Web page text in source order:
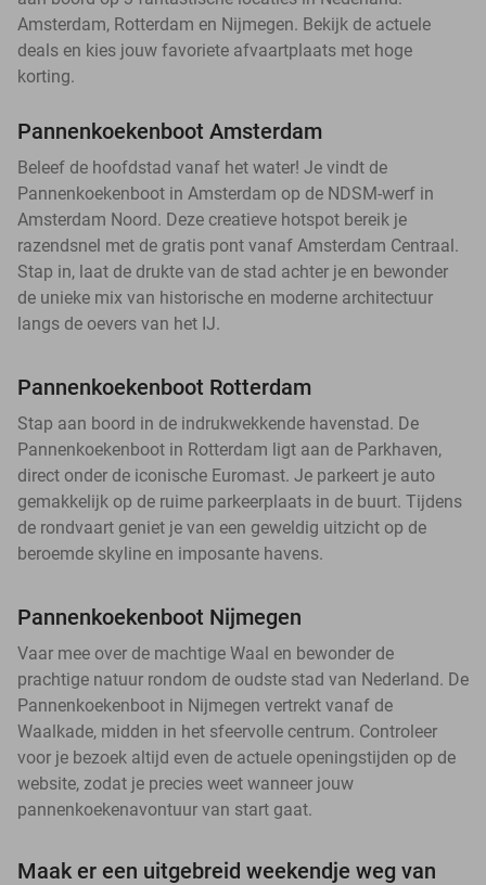
Amsterdam, Rotterdam en Nijmegen. Bekijk de actuele
deals en kies jouw favoriete afvaartplaats met hoge
korting.
Pannenkoekenboot Amsterdam
Beleef de hoofdstad vanaf het water! Je vindt de
Pannenkoekenboot in Amsterdam op de NDSM-werf in
Amsterdam Noord. Deze creatieve hotspot bereik je
razendsnel met de gratis pont vanaf Amsterdam Centraal.
Stap in, laat de drukte van de stad achter je en bewonder
de unieke mix van historische en moderne architectuur
langs de oevers van het IJ.
Pannenkoekenboot Rotterdam
Stap aan boord in de indrukwekkende havenstad. De
Pannenkoekenboot in Rotterdam ligt aan de Parkhaven,
direct onder de iconische Euromast. Je parkeert je auto
gemakkelijk op de ruime parkeerplaats in de buurt. Tijdens
de rondvaart geniet je van een geweldig uitzicht op de
beroemde skyline en imposante havens.
Pannenkoekenboot Nijmegen
Vaar mee over de machtige Waal en bewonder de
prachtige natuur rondom de oudste stad van Nederland. De
Pannenkoekenboot in Nijmegen vertrekt vanaf de
Waalkade, midden in het sfeervolle centrum. Controleer
voor je bezoek altijd even de actuele openingstijden op de
website, zodat je precies weet wanneer jouw
pannenkoekenavontuur van start gaat.
Maak er een uitgebreid weekendje weg van